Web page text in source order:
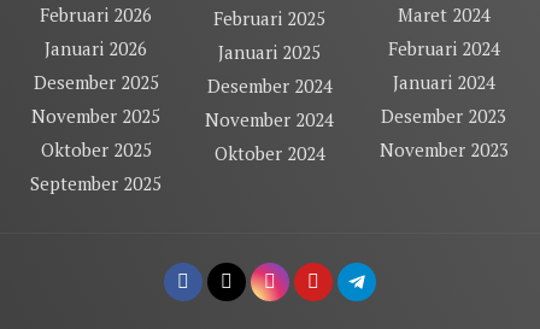
Februari 2026
Januari 2026
Desember 2025
November 2025
Oktober 2025
September 2025
Februari 2025
Januari 2025
Desember 2024
November 2024
Oktober 2024
Maret 2024
Februari 2024
Januari 2024
Desember 2023
November 2023